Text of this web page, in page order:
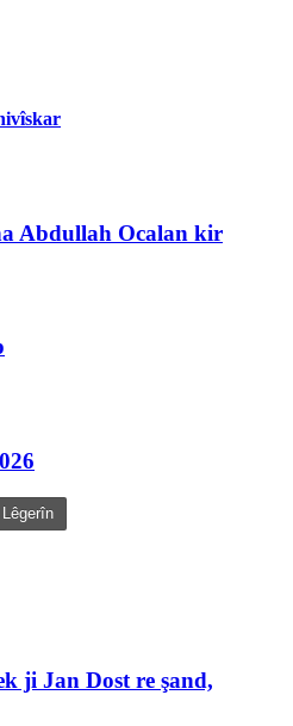
Abdullah Ocalan kir
ji Jan Dost re şand,